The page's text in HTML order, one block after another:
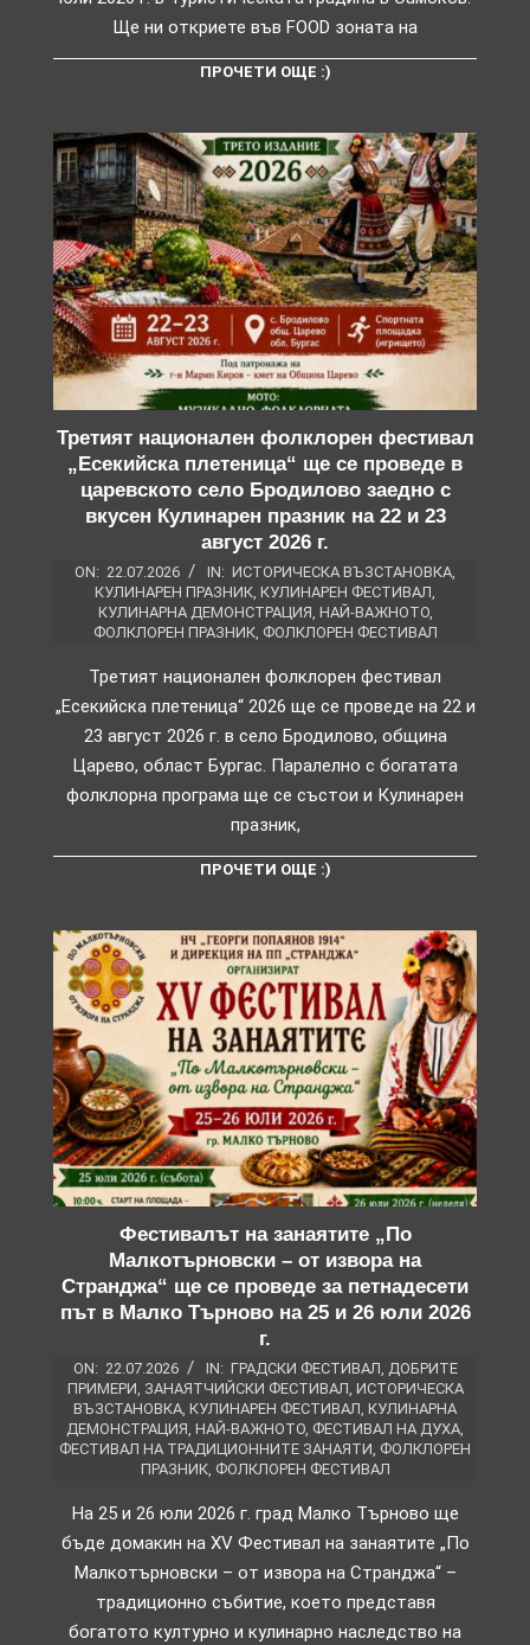
Ще ни откриете във FOOD зоната на
ПРОЧЕТИ ОЩЕ :)
Третият национален фолклорен фестивал
„Есекийска плетеница“ ще се проведе в
царевското село Бродилово заедно с
вкусен Кулинарен празник на 22 и 23
август 2026 г.
ON: 22.07.2026 IN: ИСТОРИЧЕСКА ВЪЗСТАНОВКА
КУЛИНАРЕН ПРАЗНИК КУЛИНАРЕН ФЕСТИВАЛ
КУЛИНАРНА ДЕМОНСТРАЦИЯ НАЙ-ВАЖНОТО,
ФОЛКЛОРЕН ПРАЗНИК, ФОЛКЛОРЕН ФЕСТИВАЛ
Третият национален фолклорен фестивал
„Есекийска плетеница“ 2026 ще се проведе на 22 и
23 август 2026 г. в село Бродилово, община
Царево, област Бургас. Паралелно с богатата
фолклорна програма ще се състои и Кулинарен
празник,
ПРОЧЕТИ ОЩЕ :)
Фестивалът на занаятите „По
Малкотърновски – от извора на
Странджа“ ще се проведе за петнадесети
път в Малко Търново на 25 и 26 юли 2026
г.
ON: 22.07.2026 IN: ГРАДСКИ ФЕСТИВАЛ, ДОБРИТЕ
ПРИМЕРИ, ЗАНАЯТЧИЙСКИ ФЕСТИВАЛ, ИСТОРИЧЕСКА
ВЪЗСТАНОВКА, КУЛИНАРЕН ФЕСТИВАЛ, КУЛИНАРНА
ДЕМОНСТРАЦИЯ, НАЙ-ВАЖНОТО, ФЕСТИВАЛ НА ДУХА,
ФЕСТИВАЛ НА ТРАДИЦИОННИТЕ ЗАНАЯТИ, ФОЛКЛОРЕН
ПРАЗНИК, ФОЛКЛОРЕН ФЕСТИВАЛ
На 25 и 26 юли 2026 г. град Малко Търново ще
бъде домакин на XV Фестивал на занаятите „По
Малкотърновски – от извора на Странджа“ –
традиционно събитие, което представя
богатото културно и кулинарно наследство на